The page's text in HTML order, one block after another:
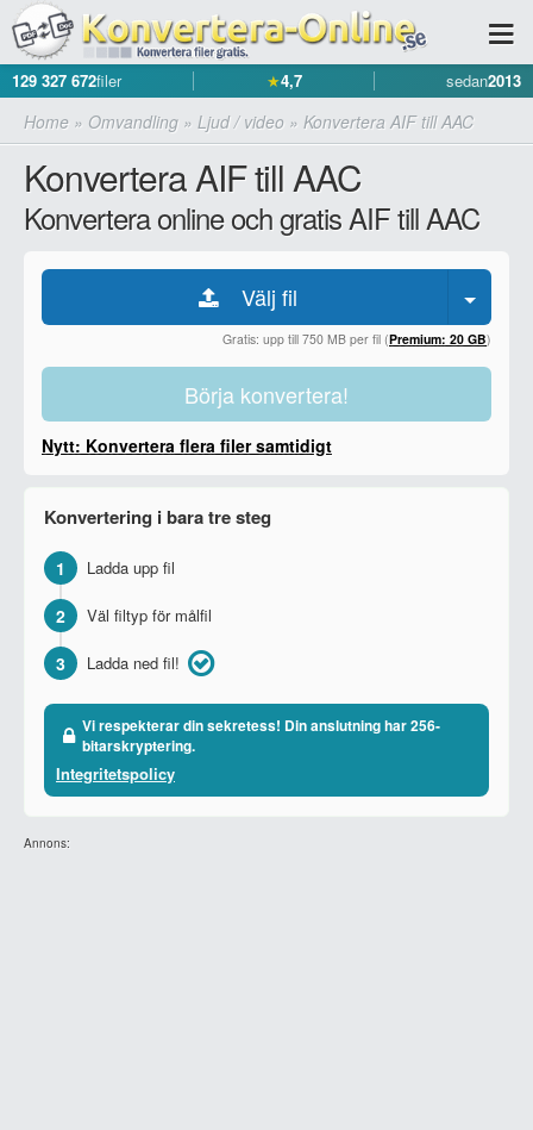
129 327 672filer ★4,7 sedan2013
Home » Omvandling » Ljud / video » Konvertera AIF till AAC
Konvertera AIF till AAC
Konvertera online och gratis AIF till AAC
Välj fil
Gratis: upp till 750 MB per fil (Premium: 20 GB)
Börja konvertera!
Nytt: Konvertera flera filer samtidigt
Konvertering i bara tre steg
1 Ladda upp fil
2 Väl filtyp för målfil
3 Ladda ned fil!
Vi respekterar din sekretess! Din anslutning har 256-
bitarskryptering.
Integritetspolicy
Annons: